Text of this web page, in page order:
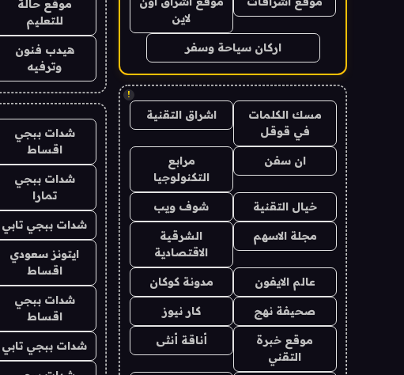
لاين
اركان سياحة وسفر
!
مسك الكلمات
في قوقل
اشراق التقنية
ان سفن
مرابع
التكنولوجيا
خيال التقنية شوف ويب
مجلة الاسهم
الشرقية
الاقتصادية
عالم الايفون مدونة كوكان
صحيفة نهج كار نيوز
موقع خبرة
التقني
أناقة أنثى
موقع حالة
للتعليم
هيدب فنون
وترفيه
شدات ببجي
اقساط
شدات ببجي
تمارا
شدات ببجي تابي
ايتونز سعودي
اقساط
شدات ببجي
اقساط
شدات ببجي تابي